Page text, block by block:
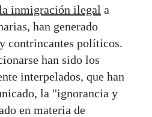
inmigración ilegal a
han generado
contrincantes políticos.
han sido los
interpelados, que han
la "ignorancia y
en materia de